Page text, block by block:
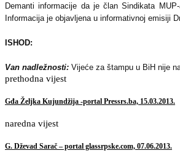
Demanti informacije da je član Sindikata
Informacija je objavljena u informativnoj emisiji
ISHOD:
Van nadležnosti: Vijeće za štampu u BiH nije
prethodna vijest
Gđa Željka Kujundžija -portal Pressrs.ba, 15.03.2013.
naredna vijest
G. Dževad Sarač – portal glassrpske.com, 07.06.2013.